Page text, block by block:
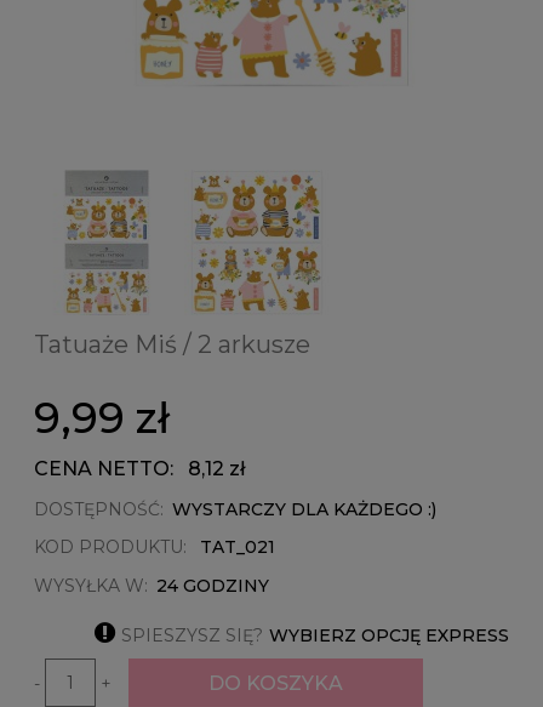
Tatuaże Miś / 2 arkusze
9,99 zł
CENA NETTO: 8,12 zł
DOSTĘPNOŚĆ: WYSTARCZY DLA KAŻDEGO :)
KOD PRODUKTU:
TAT_021
WYSYŁKA W: 24 GODZINY
 SPIESZYSZ SIĘ? WYBIERZ OPCJĘ EXPRESS
- + DO KOSZYKA